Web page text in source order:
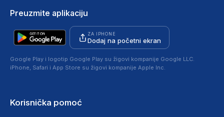
Preuzmite aplikaciju
ZA IPHONE
Dodaj na početni ekran
Google Play i logotip Google Play su žigovi kompanije Google LLC.
iPhone, Safari i App Store su žigovi kompanije Apple Inc.
Korisnička pomoć